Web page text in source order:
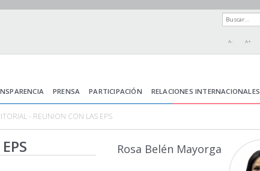
A- A+
PRENSA PARTICIPACIÓN RELACIONES INTERNACIONALES
- REUNION CON LAS EPS
Rosa Belén Mayorga